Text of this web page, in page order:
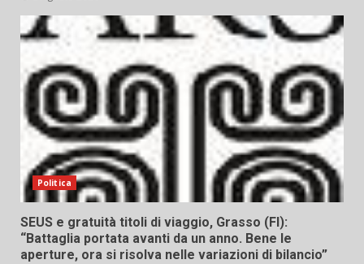
Politica
SEUS e gratuità titoli di viaggio, Grasso (FI):
“Battaglia portata avanti da un anno. Bene le
aperture, ora si risolva nelle variazioni di bilancio”